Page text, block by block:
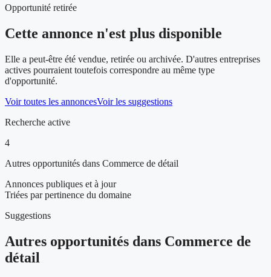
Opportunité retirée
Cette annonce n'est plus disponible
Elle a peut-être été vendue, retirée ou archivée. D'autres entreprises
actives pourraient toutefois correspondre au même type
d'opportunité.
Voir toutes les annoncesVoir les suggestions
Recherche active
4
Autres opportunités dans Commerce de détail
Annonces publiques et à jour
Triées par pertinence du domaine
Suggestions
Autres opportunités dans Commerce de
détail